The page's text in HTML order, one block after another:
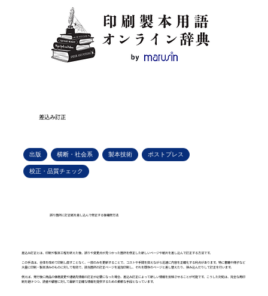
差込み訂正
出版 横断・社会系 製本技術 ポストプレス
校正・品質チェック
誤り箇所に訂正紙を差し込んで修正する後補修方法
差込み訂正とは、印刷や製本工程を終えた後、誤りや変更点が見つかった箇所を修正した新しいページや紙片を差し込んで訂正する方法です。
この手法は、全体を改めて印刷し直すことなく、一部のみを更新することで、コストや手間を抑えながら迅速に内容を正確化する利点があります。特に書籍や冊子など
大量に印刷・製本済みのものに対して有効で、該当箇所の訂正ページを追加印刷し、それを既存のページと差し替えたり、挟み込んだりして訂正を行います。
例えば、発行後に商品の価格変更や連絡先情報の訂正が必要になった場合、差込み訂正によって新しい情報を反映させることが可能です。こうした対処は、完全な再印
刷を避けつつ、読者や顧客に対して最新で正確な情報を提供するための柔軟な手段となっています。